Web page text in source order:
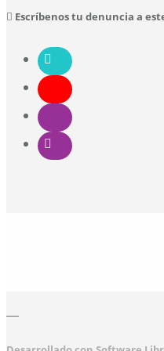
Escríbenos tu denuncia a